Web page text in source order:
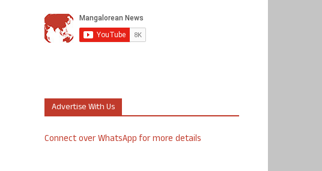
Advertise With Us
Connect over WhatsApp for more details